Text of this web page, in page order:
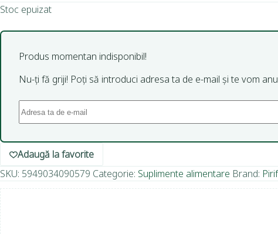
Stoc epuizat
Produs momentan indisponibil!
Nu-ți fă griji! Poți să introduci adresa ta de e-mail și te vom
Adaugă la favorite
SKU: 5949034090579 Categorie: Suplimente alimentare Brand: